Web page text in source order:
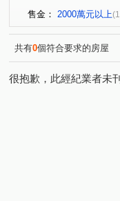
售金： 2000萬元以上
共有0個符合要求的房屋
很抱歉，此經紀業者未